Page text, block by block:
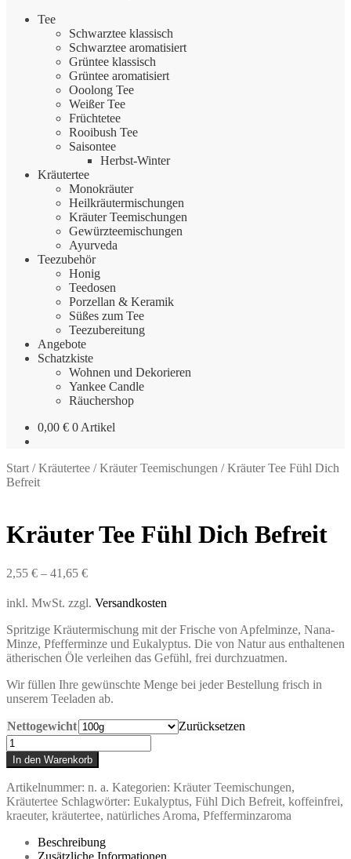
Tee
Schwarztee klassisch
Schwarztee aromatisiert
Grüntee klassisch
Grüntee aromatisiert
Ooolong Tee
Weißer Tee
Früchtetee
Rooibush Tee
Saisontee
Herbst-Winter
Kräutertee
Monokräuter
Heilkräutermischungen
Kräuter Teemischungen
Gewürzteemischungen
Ayurveda
Teezubehör
Honig
Teedosen
Porzellan & Keramik
Süßes zum Tee
Teezubereitung
Angebote
Schatzkiste
Wohnen und Dekorieren
Yankee Candle
Räuchershop
0,00 € 0 Artikel
Start /Kräutertee /Kräuter Teemischungen /Kräuter Tee Fühl Dich
Befreit
Kräuter Tee Fühl Dich Befreit
2,55 € – 41,65 €
inkl. MwSt. zzgl. Versandkosten
Spritzige Kräutermischung mit der Frische von Apfelminze, Nana-
Minze, Pfefferminze und Eukalyptus. Die von Natur aus enthaltenen
ätherischen Öle verleihen das Gefühl, frei durchzuatmen.
Wir füllen Ihre gewünschte Menge bei jeder Bestellung frisch in
unserem Teeladen ab.
Nettogewicht
Zurücksetzen
Kräuter
Tee
Fühl
Dich
Befreit
Menge
In den Warenkorb
Artikelnummer: n. a. Kategorien: Kräuter Teemischungen,
Kräutertee Schlagwörter: Eukalyptus, Fühl Dich Befreit, koffeinfrei,
kraeuter, kräutertee, natürliches Aroma, Pfefferminzaroma
Beschreibung
Zusätzliche Informationen